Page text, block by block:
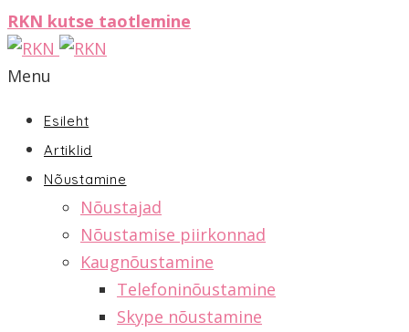
RKN kutse taotlemine
Menu
Esileht
Artiklid
Nõustamine
Nõustajad
Nõustamise piirkonnad
Kaugnõustamine
Telefoninõustamine
Skype nõustamine